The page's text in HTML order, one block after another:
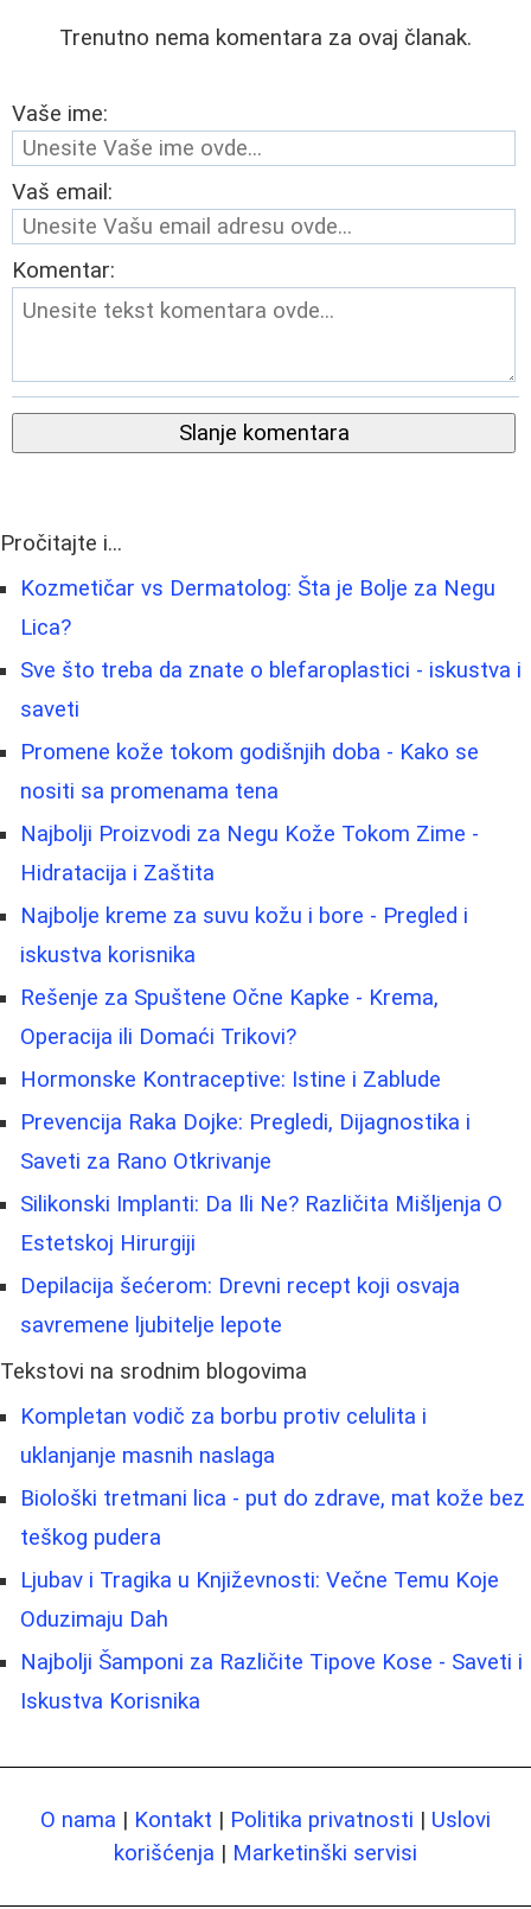
Trenutno nema komentara za ovaj članak.
Vaše ime:
Vaš email:
Komentar:
Slanje komentara
Pročitajte i...
Kozmetičar vs Dermatolog: Šta je Bolje za Negu
Lica?
Sve što treba da znate o blefaroplastici - iskustva i
saveti
Promene kože tokom godišnjih doba - Kako se
nositi sa promenama tena
Najbolji Proizvodi za Negu Kože Tokom Zime -
Hidratacija i Zaštita
Najbolje kreme za suvu kožu i bore - Pregled i
iskustva korisnika
Rešenje za Spuštene Očne Kapke - Krema,
Operacija ili Domaći Trikovi?
Hormonske Kontraceptive: Istine i Zablude
Prevencija Raka Dojke: Pregledi, Dijagnostika i
Saveti za Rano Otkrivanje
Silikonski Implanti: Da Ili Ne? Različita Mišljenja O
Estetskoj Hirurgiji
Depilacija šećerom: Drevni recept koji osvaja
savremene ljubitelje lepote
Tekstovi na srodnim blogovima
Kompletan vodič za borbu protiv celulita i
uklanjanje masnih naslaga
Biološki tretmani lica - put do zdrave, mat kože bez
teškog pudera
Ljubav i Tragika u Književnosti: Večne Temu Koje
Oduzimaju Dah
Najbolji Šamponi za Različite Tipove Kose - Saveti i
Iskustva Korisnika
O nama | Kontakt | Politika privatnosti | Uslovi
korišćenja | Marketinški servisi